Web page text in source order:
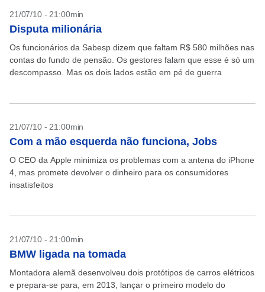
21/07/10 - 21:00min
Disputa milionária
Os funcionários da Sabesp dizem que faltam R$ 580 milhões nas
contas do fundo de pensão. Os gestores falam que esse é só um
descompasso. Mas os dois lados estão em pé de guerra
21/07/10 - 21:00min
Com a mão esquerda não funciona, Jobs
O CEO da Apple minimiza os problemas com a antena do iPhone
4, mas promete devolver o dinheiro para os consumidores
insatisfeitos
21/07/10 - 21:00min
BMW ligada na tomada
Montadora alemã desenvolveu dois protótipos de carros elétricos
e prepara-se para, em 2013, lançar o primeiro modelo do